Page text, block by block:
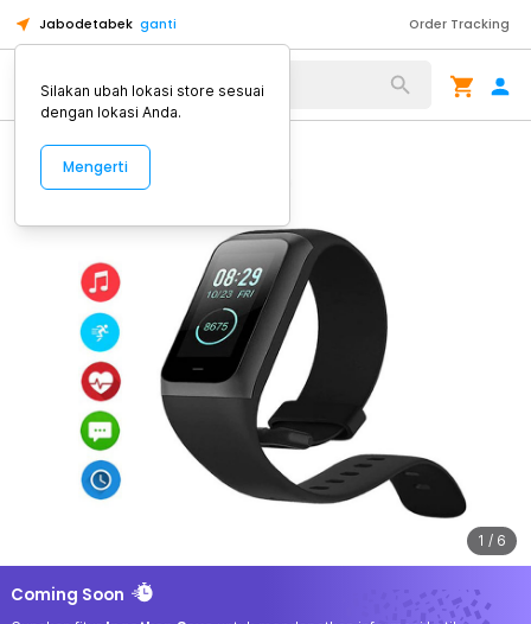
Jabodetabek ganti Order Tracking
Alat Kopi
1 / 6
Coming Soon
Silakan ubah lokasi store sesuai
dengan lokasi Anda.
Mengerti